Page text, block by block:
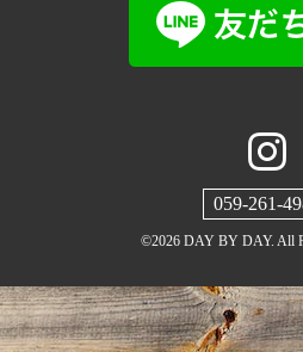
059-261-
©2026 DAY BY DAY. All